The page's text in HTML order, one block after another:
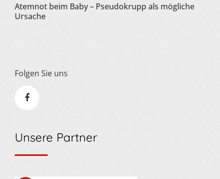
Atemnot beim Baby – Pseudokrupp als mögliche
Ursache
Folgen Sie uns
Unsere Partner